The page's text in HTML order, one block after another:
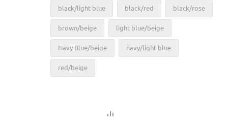
black/light blue black/red black/rose
brown/beige light blue/beige
Navy Blue/beige navy/light blue
red/beige